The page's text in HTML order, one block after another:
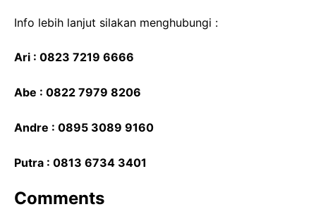
Info lebih lanjut silakan menghubungi :
Ari : 0823 7219 6666
Abe : 0822 7979 8206
Andre : 0895 3089 9160
Putra : 0813 6734 3401
Comments